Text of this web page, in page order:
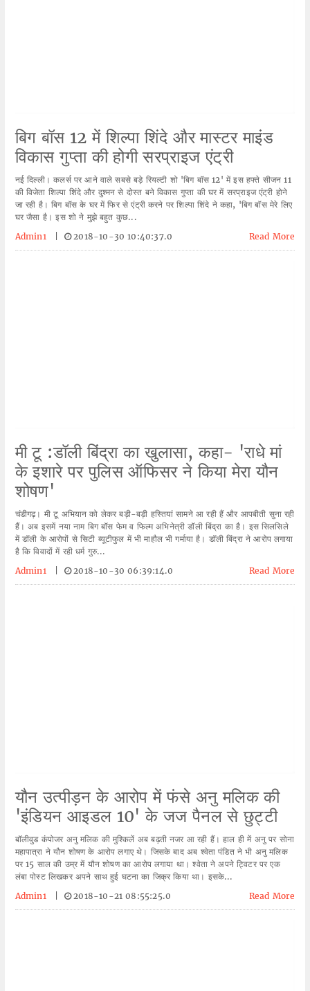
बिग बॉस 12 में शिल्पा शिंदे और मास्टर माइंड
विकास गुप्ता की होगी सरप्राइज एंट्री
नई दिल्ली। कलर्स पर आने वाले सबसे बड़े रियल्टी शो 'बिग बॉस 12' में इस हफ्ते सीजन 11
की विजेता शिल्पा शिंदे और दुश्मन से दोस्त बने विकास गुप्ता की घर में सरप्राइज एंट्री होने
जा रही है। बिग बॉस के घर में फिर से एंट्री करने पर शिल्पा शिंदे ने कहा, 'बिग बॉस मेरे लिए
घर जैसा है। इस शो ने मुझे बहुत कुछ...
Admin1
2018-10-30 10:40:37.0 Read More
मी टू :डॉली बिंद्रा का खुलासा, कहा- 'राधे मां
के इशारे पर पुलिस ऑफिसर ने किया मेरा यौन
शोषण'
चंडीगढ़। मी टू अभियान को लेकर बड़ी-बड़ी हस्तियां सामने आ रही हैं और आपबीती सुना रही
हैं। अब इसमें नया नाम बिग बॉस फेम व फिल्म अभिनेत्री डॉली बिंद्रा का है। इस सिलसिले
में डॉली के आरोपों से सिटी ब्यूटीफुल में भी माहौल भी गर्माया है। डॉली बिंद्रा ने आरोप लगाया
है कि विवादों में रही धर्म गुरु...
Admin1
2018-10-30 06:39:14.0 Read More
यौन उत्पीड़न के आरोप में फंसे अनु मलिक की
'इंडियन आइडल 10' के जज पैनल से छुट्टी
बॉलीवुड कंपोजर अनु मलिक की मुश्किलें अब बढ़ती नजर आ रही हैं। हाल ही में अनु पर सोना
महापात्रा ने यौन शोषण के आरोप लगाए थे। जिसके बाद अब श्वेता पंडित ने भी अनु मलिक
पर 15 साल की उम्र में यौन शोषण का आरोप लगाया था। श्वेता ने अपने ट्विटर पर एक
लंबा पोस्ट लिखकर अपने साथ हुई घटना का जिक्र किया था। इसके...
Admin1
2018-10-21 08:55:25.0 Read More